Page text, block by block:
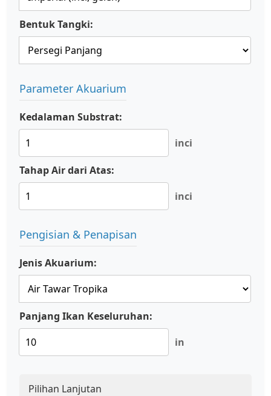
Bentuk Tangki:
Parameter Akuarium
Kedalaman Substrat:
inci
Tahap Air dari Atas:
inci
Pengisian & Penapisan
Jenis Akuarium:
Panjang Ikan Keseluruhan:
in
Pilihan Lanjutan